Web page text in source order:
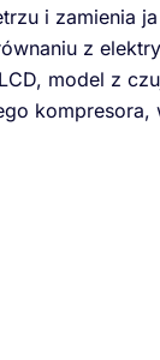
i zamienia
z
model z
kompresora,